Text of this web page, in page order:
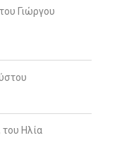
Γιώργου
του Ηλία